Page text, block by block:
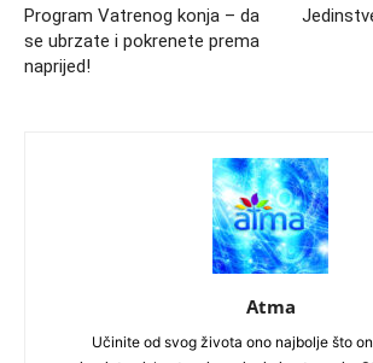
Program Vatrenog konja – da
se ubrzate i pokrenete prema
naprijed!
Atma
Učinite od svog života ono najbolje što